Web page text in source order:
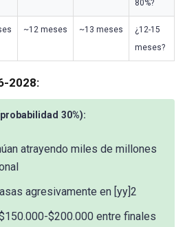
80%?
~12 meses ~13 meses
¿12-15
meses?
2028:
30%):
atrayendo miles de millones
agresivamente en [yy]2
$200.000 entre finales